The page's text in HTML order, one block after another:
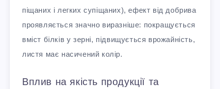
піщаних і легких супіщаних), ефект від добрива
проявляється значно виразніше: покращується
вміст білків у зерні, підвищується врожайність,
листя має насичений колір.
Вплив на якість продукції та